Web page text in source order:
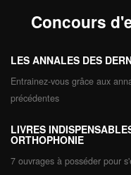
Concours
LES ANNALES DES
Entrainez-vous grâce aux
précédentes
LIVRES
ORTHOPHONIE
7 ouvrages à posséder pour